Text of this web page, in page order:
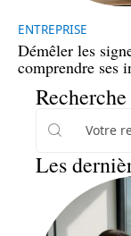
ENTREPRISE
Démêler les
comprendre ses
Recherche
Les